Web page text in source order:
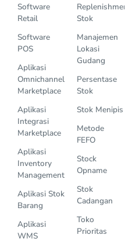
Software
Retail
Software
POS
Aplikasi
Omnichannel
Marketplace
Aplikasi
Integrasi
Marketplace
Aplikasi
Inventory
Management
Aplikasi Stok
Barang
Aplikasi
WMS
Replenishment
Stok
Manajemen
Lokasi
Gudang
Persentase
Stok
Stok Menipis
Metode
FEFO
Stock
Opname
Stok
Cadangan
Toko
Prioritas